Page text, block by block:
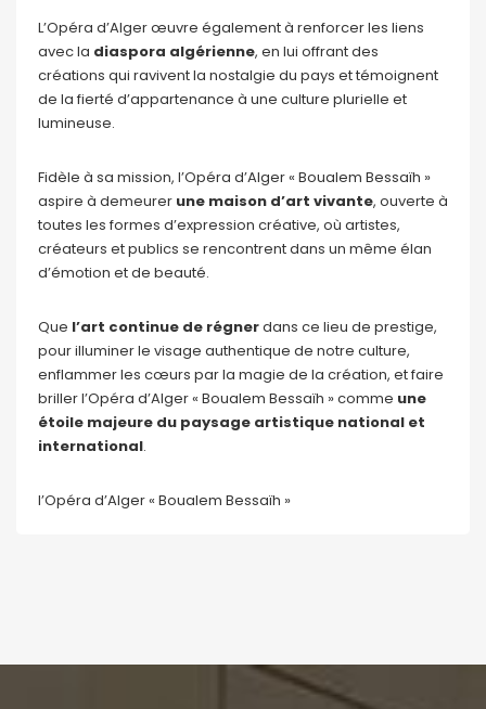
L’Opéra d’Alger œuvre également à renforcer les liens
avec la diaspora algérienne, en lui offrant des
créations qui ravivent la nostalgie du pays et témoignent
de la fierté d’appartenance à une culture plurielle et
lumineuse.
Fidèle à sa mission, l’Opéra d’Alger « Boualem Bessaïh »
aspire à demeurer une maison d’art vivante, ouverte à
toutes les formes d’expression créative, où artistes,
créateurs et publics se rencontrent dans un même élan
d’émotion et de beauté.
Que l’art continue de régnerdans ce lieu de prestige,
pour illuminer le visage authentique de notre culture,
enflammer les cœurs par la magie de la création, et faire
briller l’Opéra d’Alger « Boualem Bessaïh » comme une
étoile majeure du paysage artistique national et
international.
l’Opéra d’Alger « Boualem Bessaïh »